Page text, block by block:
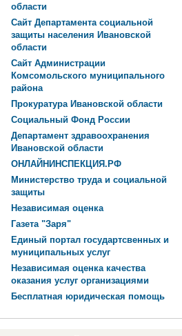
области
Сайт Департамента социальной
защиты населения Ивановской
области
Сайт Администрации
Комсомольского муниципального
района
Прокуратура Ивановской области
Социальный Фонд России
Департамент здравоохранения
Ивановской области
ОНЛАЙНИНСПЕКЦИЯ.РФ
Министерство труда и социальной
защиты
Независимая оценка
Газета "Заря"
Единый портал государтсвенных и
муниципальных услуг
Независимая оценка качества
оказания услуг организациями
Бесплатная юридическая помощь